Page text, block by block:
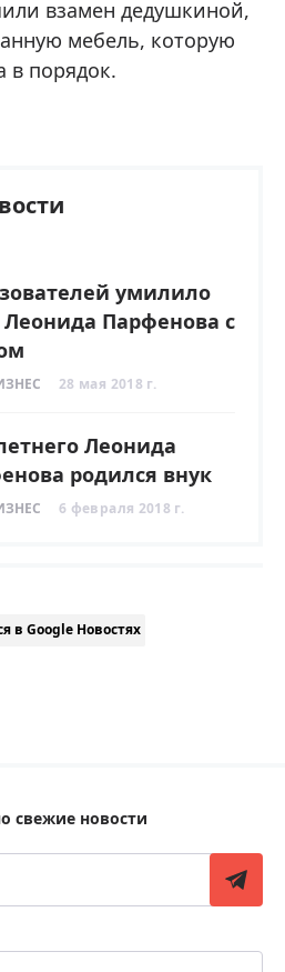
взамен дедушкиной,
мебель, которую
в порядок.
умилило
Парфенова с
28 мая 2018 г.
Леонида
родился внук
6 февраля 2018 г.
в Google Новостях
свежие новости